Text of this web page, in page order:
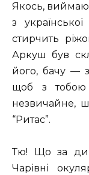
Якось,
з
стирчить
Аркуш був
його, бачу —
щоб з тобою
незвичайне,
“Ритас”.
Тю! Що за
Чарівні